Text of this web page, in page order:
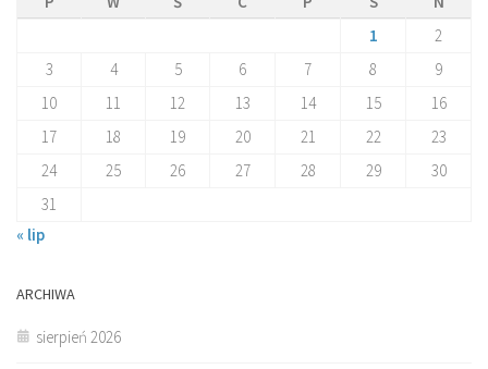
1
2
3
4 5 6 7 8
9
10
11 12 13 14 15
16
17
18 19 20 21 22
23
24
25 26 27 28 29
30
31
« lip
ARCHIWA
sierpień 2026